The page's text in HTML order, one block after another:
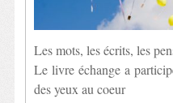
Les mots, les écrits, les
Le livre échange a
des yeux au coeur